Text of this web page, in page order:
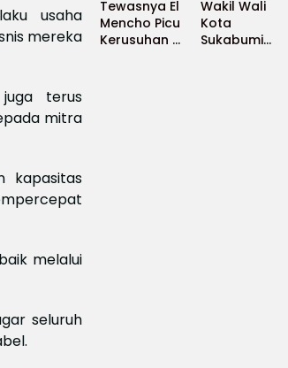
usaha
mereka
terus
mitra
kapasitas
melalui
seluruh
Super
League
Tewasnya El
Mencho Picu
Kerusuhan di
Wakil Wali
Kota
Sukabumi